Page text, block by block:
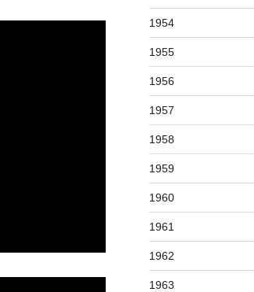
1954
1955
1956
1957
1958
1959
1960
1961
1962
1963